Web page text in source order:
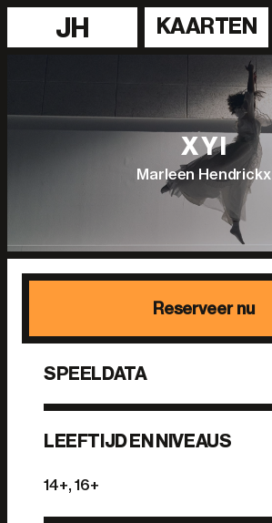
JH KAARTEN
X Y I
Marleen Hendrickx
Reserveer nu
SPEELDATA
LEEFTIJD EN NIVEAUS
14+, 16+